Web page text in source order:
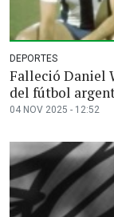
DEPORTES
Falleció Daniel
del fútbol
04 NOV 2025 - 12:52